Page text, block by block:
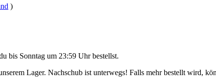
)
bis Sonntag um 23:59 Uhrbestellst.
Lager. Nachschub ist unterwegs! Falls mehr bestellt wird,